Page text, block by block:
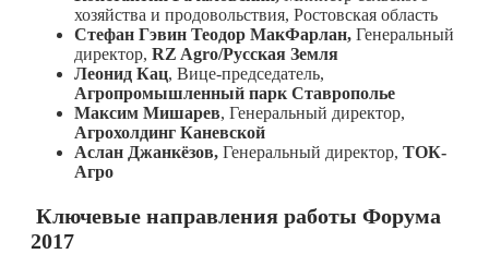
хозяйства и продовольствия, Ростовская область
Стефан Гэвин Теодор МакФарлан, Генеральный
директор, RZ Agro/Русская Земля
Леонид Кац, Вице-председатель,
Агропромышленный парк Ставрополье
Максим Мишарев, Генеральный директор,
Агрохолдинг Каневской
Аслан Джанкёзов, Генеральный директор, ТОК-
Агро
Ключевые направления работы Форума
2017